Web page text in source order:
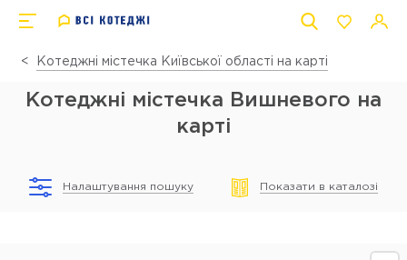
Котеджні містечка Київської області на карті
Котеджні містечка Вишневого на
карті
Налаштування пошуку Показати в каталозі